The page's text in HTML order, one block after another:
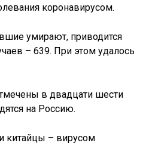
коронавирусом.
умирают, приводится
– 639. При этом удалось
в двадцати шести
на Россию.
китайцы – вирусом